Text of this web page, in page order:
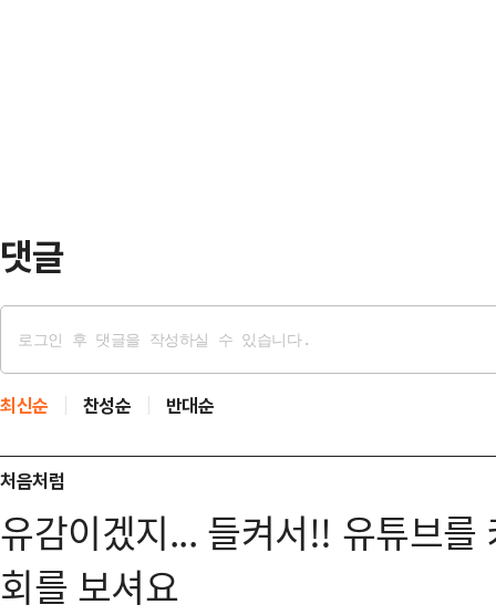
댓글
최신순 찬성순 반대순
처음처럼
유감이겠지... 들켜서!! 유튜브를
회를 보셔요